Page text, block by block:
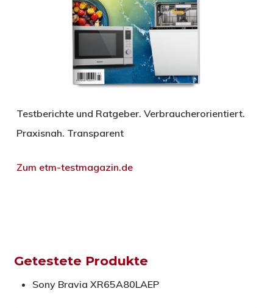
Testberichte und Ratgeber. Verbraucherorientiert.
Praxisnah. Transparent
Zum etm-testmagazin.de
Getestete Produkte
Sony Bravia XR65A80LAEP